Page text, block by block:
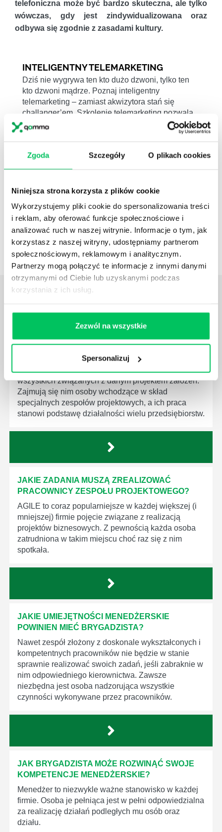
Zgoda Szczegóły O plikach cookies
Niniejsza strona korzysta z plików cookie
Wykorzystujemy pliki cookie do spersonalizowania treści
i reklam, aby oferować funkcje społecznościowe i
analizować ruch w naszej witrynie. Informacje o tym, jak
korzystasz z naszej witryny, udostępniamy partnerom
społecznościowym, reklamowym i analitycznym.
Partnerzy mogą połączyć te informacje z innymi danymi
otrzymanymi od Ciebie lub uzyskanymi podczas
korzystania z ich usług.
Zezwól na wszystkie
Spersonalizuj
telefoniczna może być bardzo skuteczna, ale tylko
wówczas, gdy jest zindywidualizowana oraz
odbywa się zgodnie z zasadami kultury.
INTELIGENTNY TELEMARKETING
Dziś nie wygrywa ten kto dużo dzwoni, tylko ten
kto dzwoni mądrze. Poznaj inteligentny
telemarketing – zamiast akwizytora stań się
challanger’em. Szkolenie telemarketing pozwala
na…
Zapisz się na nasznarzędziowy newsletter
dla praktyków HR . Rozwijaj się z partnerem,
który naprawdę rozumie HR i biznes
ZAPISZ SIĘ
ZOBACZ OSTATNIE ARTYKUŁY
JAK WYGLĄDA PRACA ZESPOŁÓW
PROJEKTOWYCH W ZWINNEJ METODYCE?
Project management (czyli zarządzanie projektami)
to szereg czynności mających na celu zrealizowanie
wszystkich związanych z danym projektem założeń.
Zajmują się nim osoby wchodzące w skład
specjalnych zespołów projektowych, a ich praca
stanowi podstawę działalności wielu przedsiębiorstw.
JAKIE ZADANIA MUSZĄ ZREALIZOWAĆ
PRACOWNICY ZESPOŁU PROJEKTOWEGO?
AGILE to coraz popularniejsze w każdej większej (i
mniejszej) firmie pojęcie związane z realizacją
projektów biznesowych. Z pewnością każda osoba
zatrudniona w takim miejscu choć raz się z nim
spotkała.
JAKIE UMIEJĘTNOŚCI MENEDŻERSKIE
POWINIEN MIEĆ BRYGADZISTA?
Nawet zespół złożony z doskonale wykształconych i
kompetentnych pracowników nie będzie w stanie
sprawnie realizować swoich zadań, jeśli zabraknie w
nim odpowiedniego kierownictwa. Zawsze
niezbędna jest osoba nadzorująca wszystkie
czynności wykonywane przez pracowników.
JAK BRYGADZISTA MOŻE ROZWINĄĆ SWOJE
KOMPETENCJE MENEDŻERSKIE?
Menedżer to niezwykle ważne stanowisko w każdej
firmie. Osoba je pełniąca jest w pełni odpowiedzialna
za realizację działań podległych mu osób oraz
działu.